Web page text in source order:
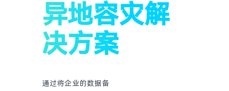
异地容灾解
决方案
通过将企业的数据备